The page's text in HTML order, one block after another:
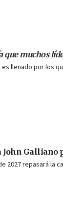
que muchos
llenado por los
John
2027 repasará la